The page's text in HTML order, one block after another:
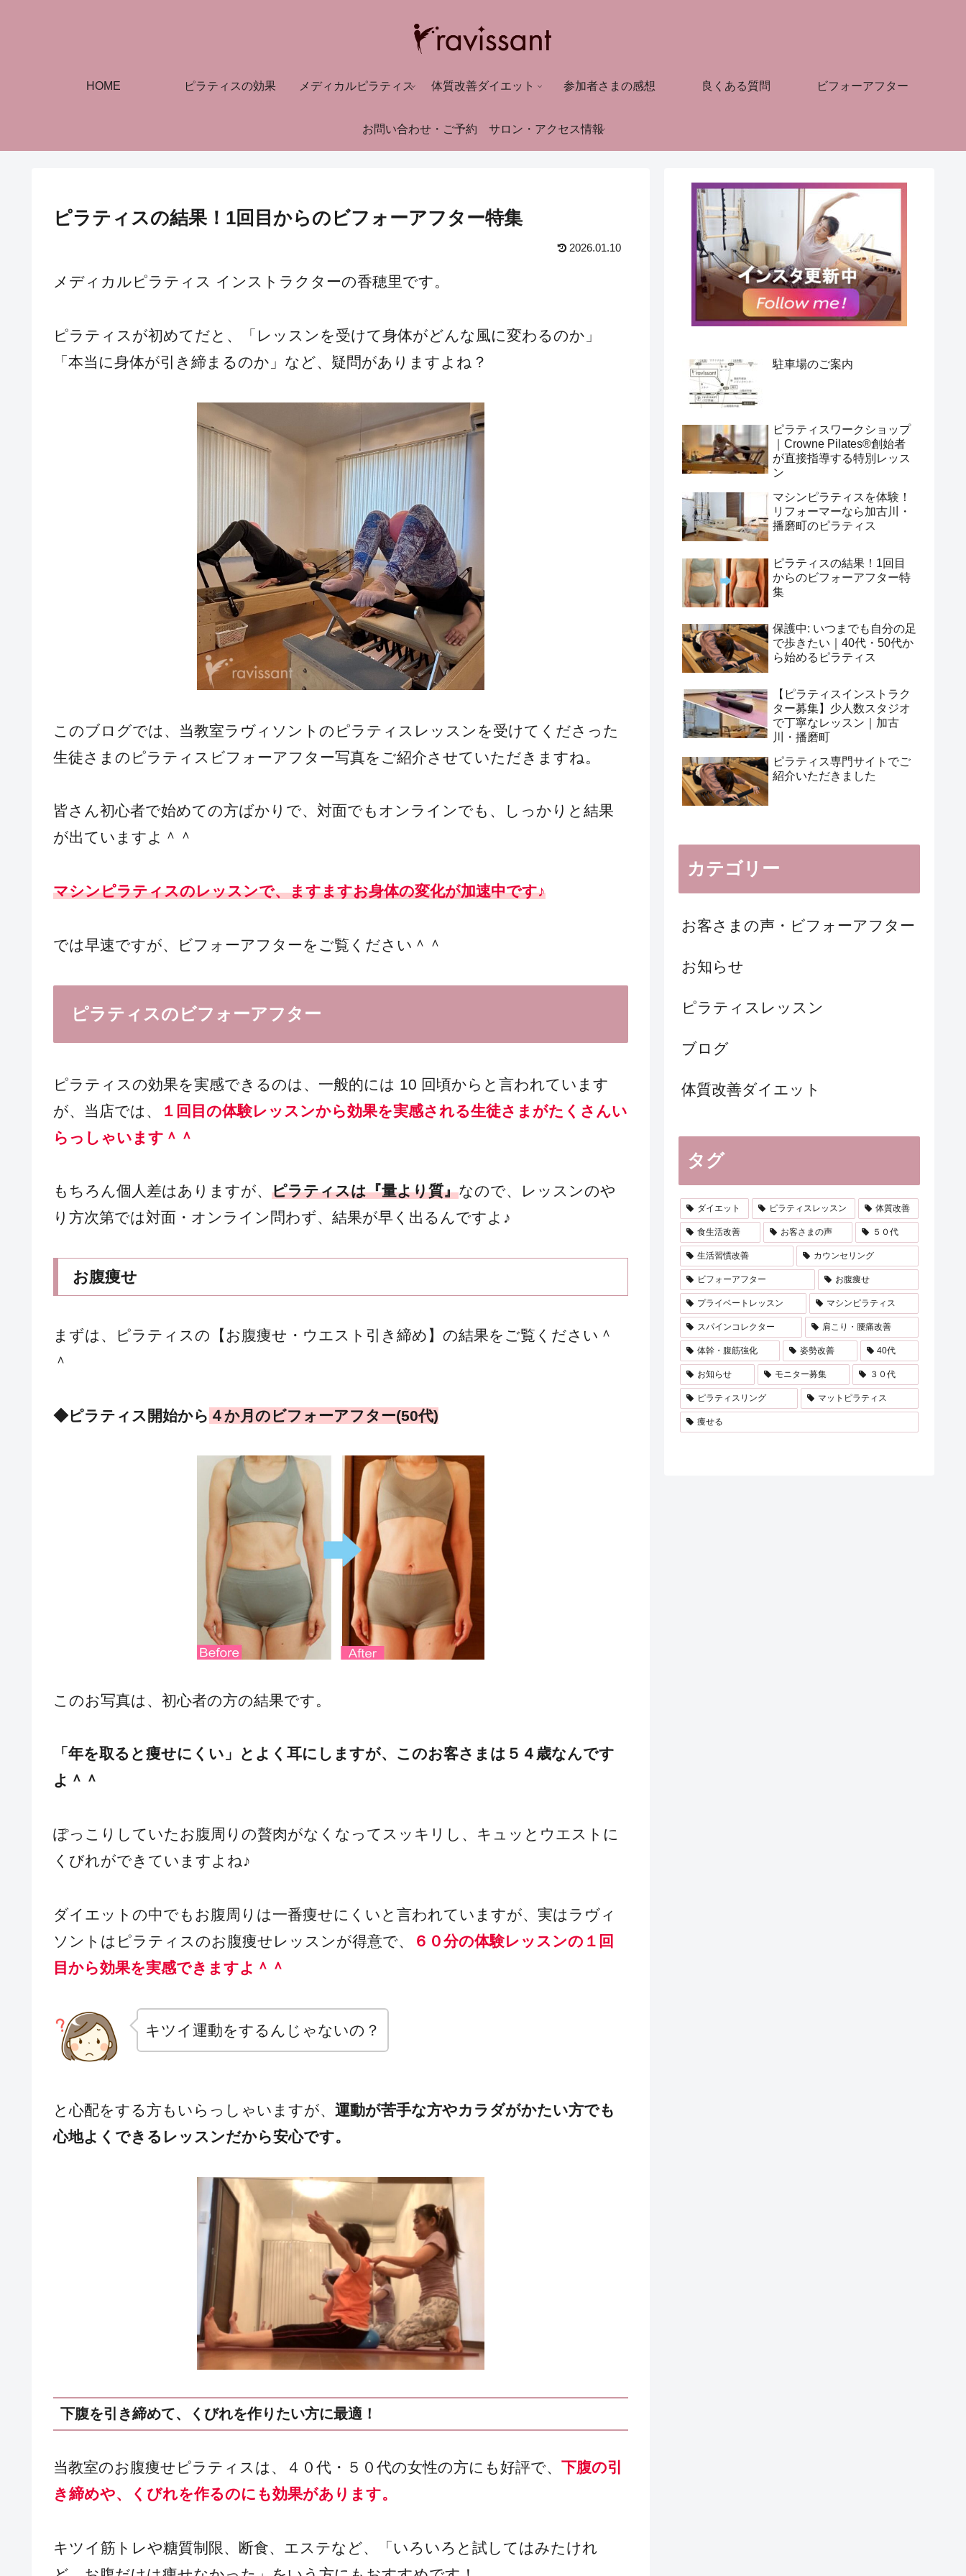
HOME ピラティスの効果 メディカルピラティス 体質改善ダイエット 参加者さまの感想 良くある質問 ビフォーアフター
お問い合わせ・ご予約 サロン・アクセス情報
ピラティスの結果！1回目からのビフォーアフター特集
2026.01.10
メディカルピラティス インストラクターの香穂里です。
ピラティスが初めてだと、「レッスンを受けて身体がどんな風に変わるのか」
「本当に身体が引き締まるのか」など、疑問がありますよね？
このブログでは、当教室ラヴィソントのピラティスレッスンを受けてくださった
生徒さまのピラティスビフォーアフター写真をご紹介させていただきますね。
皆さん初心者で始めての方ばかりで、対面でもオンラインでも、しっかりと結果
が出ていますよ＾＾
マシンピラティスのレッスンで、ますますお身体の変化が加速中です♪
では早速ですが、ビフォーアフターをご覧ください＾＾
ピラティスのビフォーアフター
ピラティスの効果を実感できるのは、一般的には 10 回頃からと言われています
が、当店では、
１回目の体験レッスンから効果を実感される生徒さまがたくさんい
らっしゃいます＾＾
もちろん個人差はありますが、 ピラティスは『量より質』なので、レッスンのや
り方次第では対面・オンライン問わず、結果が早く出るんですよ♪
お腹痩せ
まずは、ピラティスの【お腹痩せ・ウエスト引き締め】の結果をご覧ください＾
＾
◆ピラティス開始から ４か月のビフォーアフター(50代)
このお写真は、初心者の方の結果です。
「年を取ると痩せにくい」とよく耳にしますが、このお客さまは５４歳なんです
よ＾＾
ぽっこりしていたお腹周りの贅肉がなくなってスッキリし、キュッとウエストに
くびれができていますよね♪
ダイエットの中でもお腹周りは一番痩せにくいと言われていますが、実はラヴィ
ソントはピラティスのお腹痩せレッスンが得意で、
６０分の体験レッスンの１回
目から効果を実感できますよ＾＾
キツイ運動をするんじゃないの？
と心配をする方もいらっしゃいますが、 運動が苦手な方やカラダがかたい方でも
心地よくできるレッスンだから安心です。
下腹を引き締めて、くびれを作りたい方に最適！
当教室のお腹痩せピラティスは、４０代・５０代の女性の方にも好評で、 下腹の引
き締めや、くびれを作るのにも効果があります。
キツイ筋トレや糖質制限、断食、エステなど、「いろいろと試してはみたけれ
駐車場のご案内
ピラティスワークショップ
｜Crowne Pilates®️創始者
が直接指導する特別レッス
ン
マシンピラティスを体験！
リフォーマーなら加古川・
播磨町のピラティス
ピラティスの結果！1回目
からのビフォーアフター特
集
保護中: いつまでも自分の足
で歩きたい｜40代・50代か
ら始めるピラティス
【ピラティスインストラク
ター募集】少人数スタジオ
で丁寧なレッスン｜加古
川・播磨町
ピラティス専門サイトでご
紹介いただきました
カテゴリー
お客さまの声・ビフォーアフター
お知らせ
ピラティスレッスン
ブログ
体質改善ダイエット
タグ
ダイエット ピラティスレッスン 体質改善
食生活改善 お客さまの声 ５０代
生活習慣改善 カウンセリング
ビフォーアフター お腹痩せ
プライベートレッスン マシンピラティス
スパインコレクター 肩こり・腰痛改善
体幹・腹筋強化 姿勢改善 40代
お知らせ モニター募集 ３０代
ピラティスリング マットピラティス
痩せる